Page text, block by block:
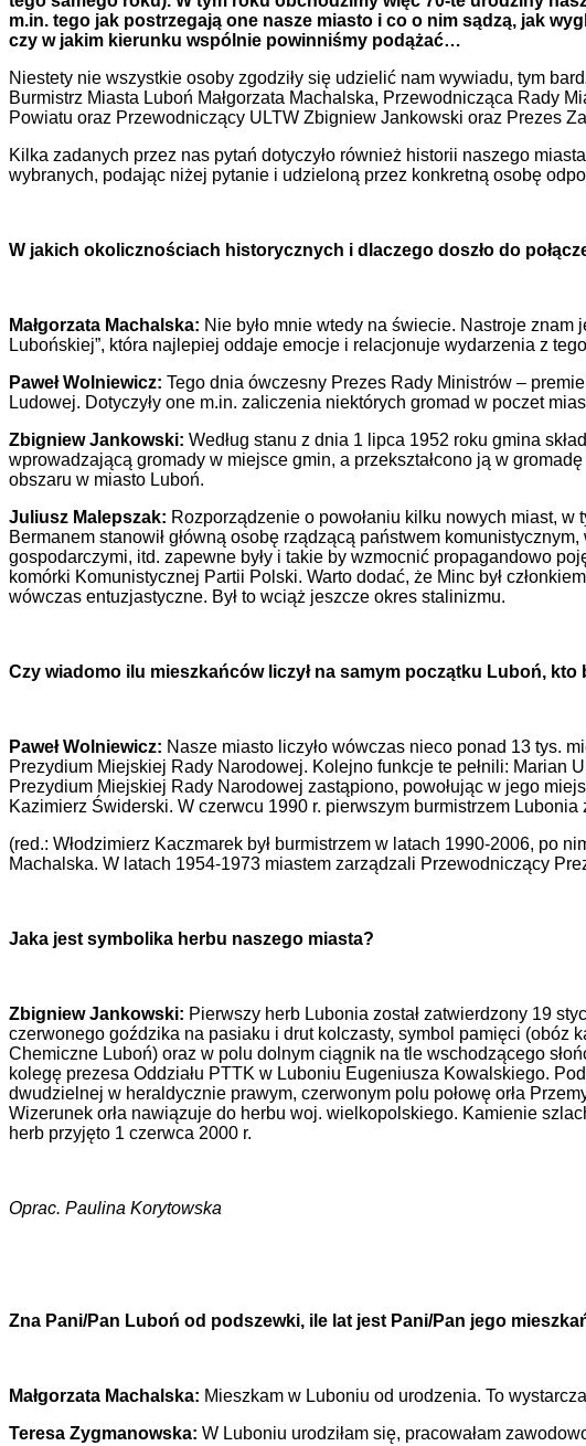
m.in. tego jak postrzegają one nasze miasto i co o nim sądzą, jak
czy w jakim kierunku wspólnie powinniśmy podążać…
Niestety nie wszystkie osoby zgodziły się udzielić nam wywiadu, tym
Burmistrz Miasta Luboń Małgorzata Machalska, Przewodnicząca Rady
Powiatu oraz Przewodniczący ULTW Zbigniew Jankowski oraz Prezes
Kilka zadanych przez nas pytań dotyczyło również historii naszego
wybranych, podając niżej pytanie i udzieloną przez konkretną osobę
W jakich okolicznościach historycznych i dlaczego doszło do
Małgorzata Machalska: Nie było mnie wtedy na świecie. Nastroje
Lubońskiej”, która najlepiej oddaje emocje i relacjonuje wydarzenia z
Paweł Wolniewicz: Tego dnia ówczesny Prezes Rady Ministrów –
Ludowej. Dotyczyły one m.in. zaliczenia niektórych gromad w poczet
Zbigniew Jankowski: Według stanu z dnia 1 lipca 1952 roku gmina
wprowadzającą gromady w miejsce gmin, a przekształcono ją w
obszaru w miasto Luboń.
Juliusz Malepszak: Rozporządzenie o powołaniu kilku nowych miast,
Bermanem stanowił główną osobę rządzącą państwem
gospodarczymi, itd. zapewne były i takie by wzmocnić propagandowo
komórki Komunistycznej Partii Polski. Warto dodać, że Minc był
wówczas entuzjastyczne. Był to wciąż jeszcze okres stalinizmu.
Czy wiadomo ilu mieszkańców liczył na samym początku Luboń, kto
Paweł Wolniewicz: Nasze miasto liczyło wówczas nieco ponad 13 tys.
Prezydium Miejskiej Rady Narodowej. Kolejno funkcje te pełnili: Marian
Prezydium Miejskiej Rady Narodowej zastąpiono, powołując w jego
Kazimierz Świderski. W czerwcu 1990 r. pierwszym burmistrzem Lubonia
(red.: Włodzimierz Kaczmarek był burmistrzem w latach 1990-2006, po
Machalska. W latach 1954-1973 miastem zarządzali Przewodniczący
Jaka jest symbolika herbu naszego miasta?
Zbigniew Jankowski: Pierwszy herb Lubonia został zatwierdzony 19
czerwonego goździka na pasiaku i drut kolczasty, symbol pamięci (obóz
Chemiczne Luboń) oraz w polu dolnym ciągnik na tle wschodzącego
kolegę prezesa Oddziału PTTK w Luboniu Eugeniusza Kowalskiego.
dwudzielnej w heraldycznie prawym, czerwonym polu połowę orła
Wizerunek orła nawiązuje do herbu woj. wielkopolskiego. Kamienie
herb przyjęto 1 czerwca 2000 r.
Oprac. Paulina Korytowska
Zna Pani/Pan Luboń od podszewki, ile lat jest Pani/Pan jego
Małgorzata Machalska: Mieszkam w Luboniu od urodzenia. To
Teresa Zygmanowska: W Luboniu urodziłam się, pracowałam